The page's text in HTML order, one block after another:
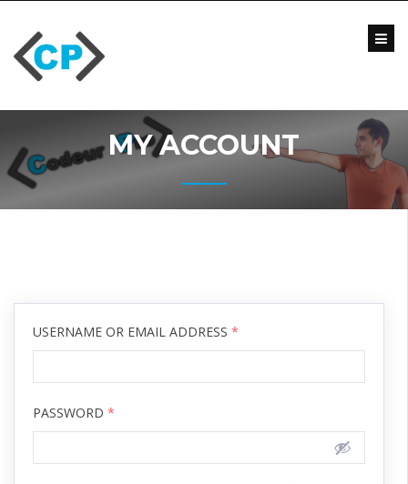
Blog
Vidéo
Formations
Entreprise
content
MY ACCOUNT
USERNAME OR EMAIL ADDRESS *
PASSWORD *